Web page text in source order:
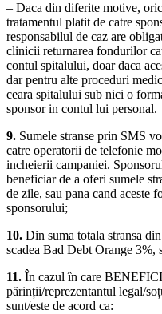
– Daca din diferite motive,
tratamentul platit de catre
responsabilul de caz are
clinicii returnarea fondurilor
contul spitalului, doar daca
dar pentru alte proceduri
ceara spitalului sub nici o
sponsor in contul lui personal.
9. Sumele stranse prin SMS
catre operatorii de telefonie
incheierii campaniei.
beneficiar de a oferi sumele
de zile, sau pana cand aceste
sponsorului;
10. Din suma totala stransa
scadea Bad Debt Orange
11. În cazul în care
părinții/reprezentantul legal/
sunt/este de acord ca: